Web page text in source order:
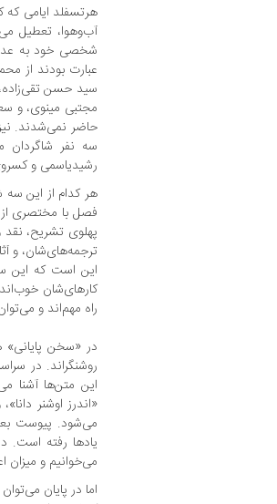
هرتسفلد ایامی که
آب‌وهوا، تعطیل
شخصی خود به
عبارت بودند از
سید حسن
مجتبی مینوی، و
حاضر نمی‌شدند.
سه نفر شاگردان
رشیدیاسمی و
هر کدام از این
فصل با مختصری
پهلوی تشریح،
ترجمه‌های‌شان، و
این است که این
کارهای‌شان
راه مهم‌اند و
در «سخن
روشنگراند. در
این متن‌ها آشنا
«اندرز اوشنر
می‌شود. پیوست
یادها رفته است.
می‌خوانیم و میزان
اما در پایان